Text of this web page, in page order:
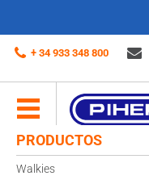
+ 34 933 348 800
PRODUCTOS
Walkies